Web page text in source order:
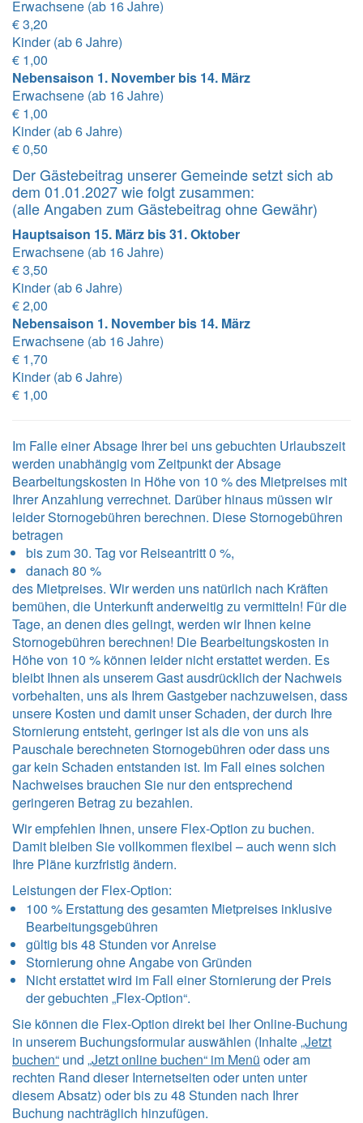
Erwachsene (ab 16 Jahre)
€ 3,20
Kinder (ab 6 Jahre)
€ 1,00
Nebensaison 1. November bis 14. März
Erwachsene (ab 16 Jahre)
€ 1,00
Kinder (ab 6 Jahre)
€ 0,50
Der Gästebeitrag unserer Gemeinde setzt sich ab
dem 01.01.2027 wie folgt zusammen:
(alle Angaben zum Gästebeitrag ohne Gewähr)
Hauptsaison 15. März bis 31. Oktober
Erwachsene (ab 16 Jahre)
€ 3,50
Kinder (ab 6 Jahre)
€ 2,00
Nebensaison 1. November bis 14. März
Erwachsene (ab 16 Jahre)
€ 1,70
Kinder (ab 6 Jahre)
€ 1,00
Im Falle einer Absage Ihrer bei uns gebuchten Urlaubszeit
werden unabhängig vom Zeitpunkt der Absage
Bearbeitungskosten in Höhe von 10 % des Mietpreises mit
Ihrer Anzahlung verrechnet. Darüber hinaus müssen wir
leider Stornogebühren berechnen. Diese Stornogebühren
betragen
bis zum 30. Tag vor Reiseantritt 0 %,
danach 80 %
des Mietpreises. Wir werden uns natürlich nach Kräften
bemühen, die Unterkunft anderweitig zu vermitteln! Für die
Tage, an denen dies gelingt, werden wir Ihnen keine
Stornogebühren berechnen! Die Bearbeitungskosten in
Höhe von 10 % können leider nicht erstattet werden. Es
bleibt Ihnen als unserem Gast ausdrücklich der Nachweis
vorbehalten, uns als Ihrem Gastgeber nachzuweisen, dass
unsere Kosten und damit unser Schaden, der durch Ihre
Stornierung entsteht, geringer ist als die von uns als
Pauschale berechneten Stornogebühren oder dass uns
gar kein Schaden entstanden ist. Im Fall eines solchen
Nachweises brauchen Sie nur den entsprechend
geringeren Betrag zu bezahlen.
Wir empfehlen Ihnen, unsere Flex-Option zu buchen.
Damit bleiben Sie vollkommen flexibel – auch wenn sich
Ihre Pläne kurzfristig ändern.
Leistungen der Flex-Option:
100 % Erstattung des gesamten Mietpreises inklusive
Bearbeitungsgebühren
gültig bis 48 Stunden vor Anreise
Stornierung ohne Angabe von Gründen
Nicht erstattet wird im Fall einer Stornierung der Preis
der gebuchten „Flex-Option“.
Sie können die Flex-Option direkt bei Iher Online-Buchung
in unserem Buchungsformular auswählen (Inhalte„Jetzt
buchen“ und „Jetzt online buchen“ im Menü oder am
rechten Rand dieser Internetseiten oder unten unter
diesem Absatz) oder bis zu 48 Stunden nach Ihrer
Buchung nachträglich hinzufügen.